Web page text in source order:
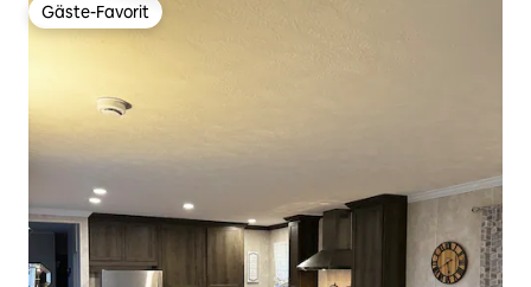
Gäste-Favorit
Gäste-Favorit